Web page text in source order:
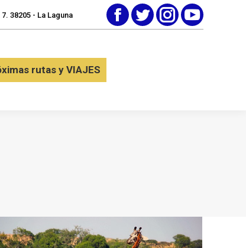
38205 - La Laguna
FacebookTwitterInstagramYouTube
rutas y VIAJES